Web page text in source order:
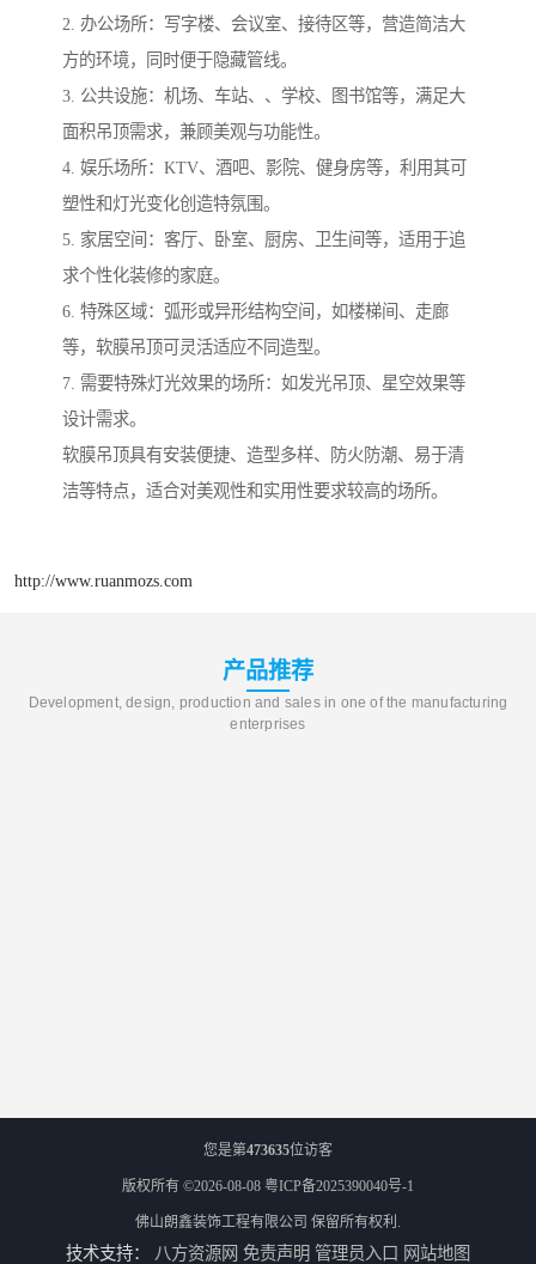
2. 办公场所：写字楼、会议室、接待区等，营造简洁大
方的环境，同时便于隐藏管线。
3. 公共设施：机场、车站、、学校、图书馆等，满足大
面积吊顶需求，兼顾美观与功能性。
4. 娱乐场所：KTV、酒吧、影院、健身房等，利用其可
塑性和灯光变化创造特氛围。
5. 家居空间：客厅、卧室、厨房、卫生间等，适用于追
求个性化装修的家庭。
6. 特殊区域：弧形或异形结构空间，如楼梯间、走廊
等，软膜吊顶可灵活适应不同造型。
7. 需要特殊灯光效果的场所：如发光吊顶、星空效果等
设计需求。
软膜吊顶具有安装便捷、造型多样、防火防潮、易于清
洁等特点，适合对美观性和实用性要求较高的场所。
http://www.ruanmozs.com
产品推荐
Development, design, production and sales in one of the manufacturing
enterprises
您是第473635位访客
版权所有 ©2026-08-08 粤ICP备2025390040号-1
佛山朗鑫装饰工程有限公司 保留所有权利.
技术支持： 八方资源网 免责声明 管理员入口 网站地图